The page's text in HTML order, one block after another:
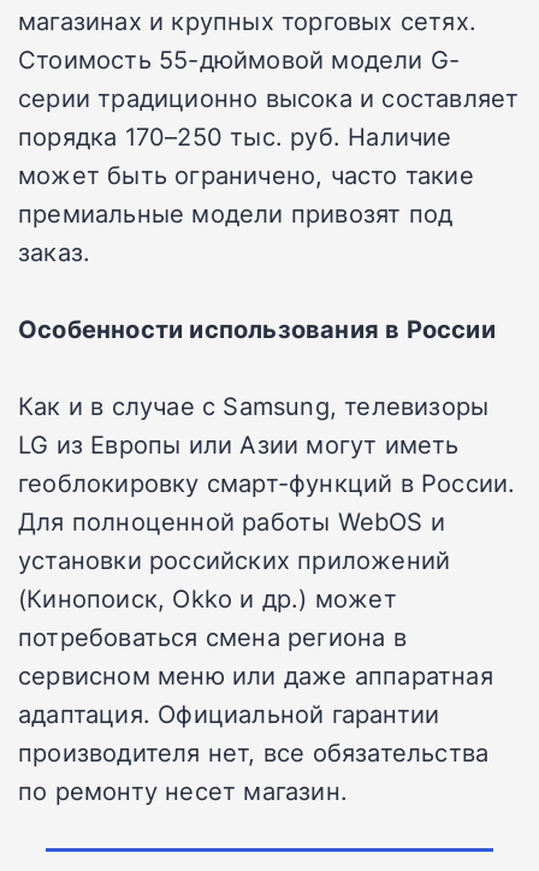
магазинах и крупных торговых сетях.
Стоимость 55-дюймовой модели G-
серии традиционно высока и составляет
порядка 170–250 тыс. руб. Наличие
может быть ограничено, часто такие
премиальные модели привозят под
заказ.
Особенности использования в России
Как и в случае с Samsung, телевизоры
LG из Европы или Азии могут иметь
геоблокировку смарт-функций в России.
Для полноценной работы WebOS и
установки российских приложений
(Кинопоиск, Okko и др.) может
потребоваться смена региона в
сервисном меню или даже аппаратная
адаптация. Официальной гарантии
производителя нет, все обязательства
по ремонту несет магазин.